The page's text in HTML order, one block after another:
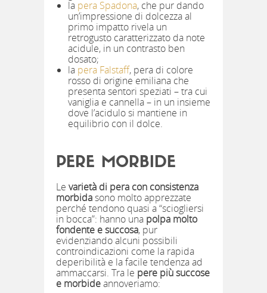
la pera Spadona, che pur dando
un’impressione di dolcezza al
primo impatto rivela un
retrogusto caratterizzato da note
acidule, in un contrasto ben
dosato;
la pera Falstaff, pera di colore
rosso di origine emiliana che
presenta sentori speziati – tra cui
vaniglia e cannella – in un insieme
dove l’acidulo si mantiene in
equilibrio con il dolce.
PERE MORBIDE
Le varietà di pera con consistenza
morbidasono molto apprezzate
perché tendono quasi a “sciogliersi
in bocca”: hanno una polpa molto
fondente e succosa, pur
evidenziando alcuni possibili
controindicazioni come la rapida
deperibilità e la facile tendenza ad
ammaccarsi. Tra le pere più succose
e morbideannoveriamo: